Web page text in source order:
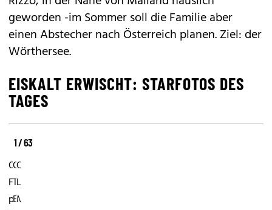
geworden -im Sommer soll die Familie aber
einen Abstecher nach Österreich planen. Ziel: der
Wörthersee.
EISKALT ERWISCHT: STARFOTOS DES
TAGES
1 / 63
27.
Oktober:
Familienidylle
pur
21.
Oktober:
Tamara
Ecclestone
16.
Oktober:
Lea
Michele